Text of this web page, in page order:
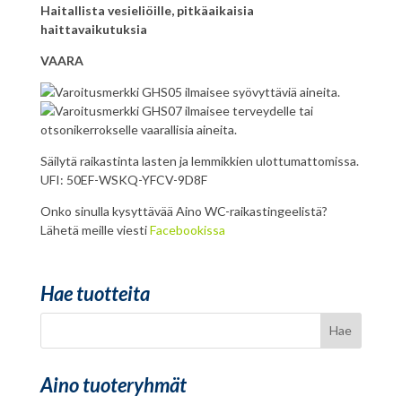
Haitallista vesieliöille, pitkäaikaisia
haittavaikutuksia
VAARA
Säilytä raikastinta lasten ja lemmikkien ulottumattomissa.
UFI: 50EF-WSKQ-YFCV-9D8F
Onko sinulla kysyttävää Aino WC-raikastingeelistä?
Lähetä meille viestiFacebookissa
Hae tuotteita
Aino tuoteryhmät